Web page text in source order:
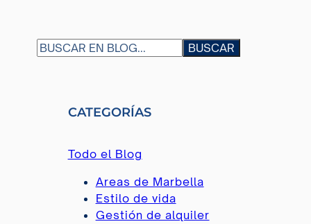
S
BUSCAR
CATEGORÍAS
Todo el Blog
Areas de Marbella
Estilo de vida
Gestión de alquiler